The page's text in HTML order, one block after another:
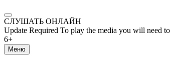
СЛУШАТЬ ОНЛАЙН
Update Required To play the media you will need
6+
Меню